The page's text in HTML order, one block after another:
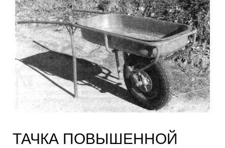
ТАЧКА ПОВЫШЕННОЙ